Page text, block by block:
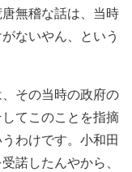
無稽な話は、当時
ないやん、という
その当時の政府の
てこのことを指摘
わけです。小和田
諾したんやから、